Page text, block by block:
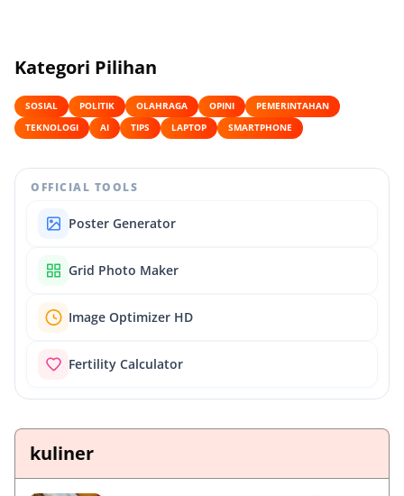
Kategori Pilihan
SOSIAL POLITIK OLAHRAGA OPINI
PEMERINTAHAN
TEKNOLOGI
AI TIPS LAPTOP SMARTPHONE
OFFICIAL TOOLS
Poster Generator
Grid Photo Maker
Image Optimizer HD
Fertility Calculator
kuliner